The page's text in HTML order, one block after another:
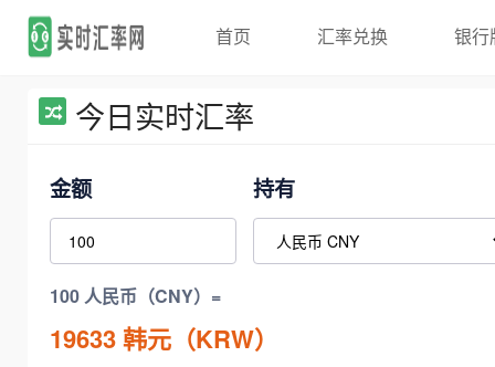
首页 汇率兑换 银行
今日实时汇率
金额 持有
100 人民币（CNY）=
19633韩元（KRW）